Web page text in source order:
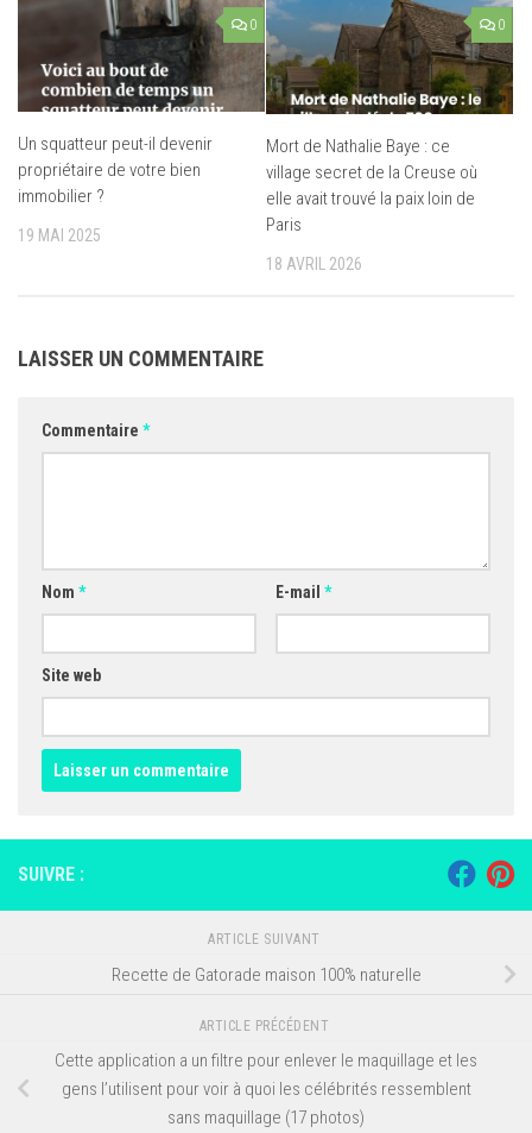
0
Un squatteur peut-il devenir
propriétaire de votre bien
immobilier ?
19 MAI 2025
0
Mort de Nathalie Baye : ce
village secret de la Creuse où
elle avait trouvé la paix loin de
Paris
18 AVRIL 2026
LAISSER UN COMMENTAIRE
Commentaire *
Nom * E-mail *
Site web
SUIVRE :
ARTICLE SUIVANT
Recette de Gatorade maison 100% naturelle
ARTICLE PRÉCÉDENT
Cette application a un filtre pour enlever le maquillage et les
gens l’utilisent pour voir à quoi les célébrités ressemblent
sans maquillage (17 photos)